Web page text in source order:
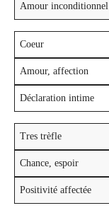
Amour inconditionnel
Coeur
Amour, affection
Déclaration intime
Tres trèfle
Chance, espoir
Positivité affectée